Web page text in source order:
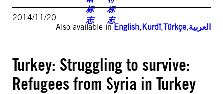
2014/11/20
Also available inEnglish,Kurdî,Türkçe,العربية
Turkey: Struggling to survive:
Refugees from Syria in Turkey